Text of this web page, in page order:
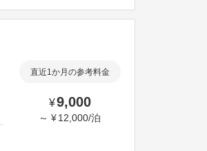
直近1か月の参考料金
¥9,000
～ ¥ 12,000/泊